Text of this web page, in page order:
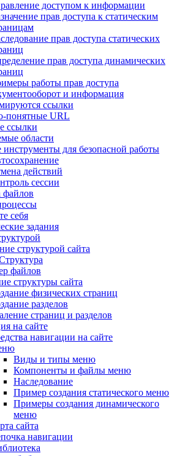
доступом к информации
прав доступа к статическим
прав доступа статических
прав доступа динамических
работы прав доступа
и информация
ссылки
понятные URL
ссылки
области
для безопасной работы
действий
сессии
файлов
себя
задания
структурой сайта
файлов
структуры сайта
физических страниц
разделов
страниц и разделов
на сайте
навигации на сайте
Виды и типы меню
Компоненты и файлы меню
Наследование
Пример создания статического меню
Примеры создания динамического
меню
сайта
навигации